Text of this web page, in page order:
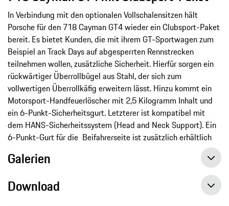
In Verbindung mit den optionalen Vollschalensitzen hält
Porsche für den 718 Cayman GT4 wieder ein Clubsport-Paket
bereit. Es bietet Kunden, die mit ihrem GT-Sportwagen zum
Beispiel an Track Days auf abgesperrten Rennstrecken
teilnehmen wollen, zusätzliche Sicherheit. Hierfür sorgen ein
rückwärtiger Überrollbügel aus Stahl, der sich zum
vollwertigen Überrollkäfig erweitern lässt. Hinzu kommt ein
Motorsport-Handfeuerlöscher mit 2,5 Kilogramm Inhalt und
ein 6-Punkt-Sicherheitsgurt. Letzterer ist kompatibel mit
dem HANS-Sicherheitssystem (Head and Neck Support). Ein
6-Punkt-Gurt für die Beifahrerseite ist zusätzlich erhältlich
Galerien
Download